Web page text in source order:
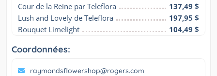
Cour de la Reine par Teleflora
137,49 $
Lush and Lovely de Teleflora
197,95 $
Bouquet Limelight
104,49 $
Coordonnées:
raymondsflowershop@rogers.com